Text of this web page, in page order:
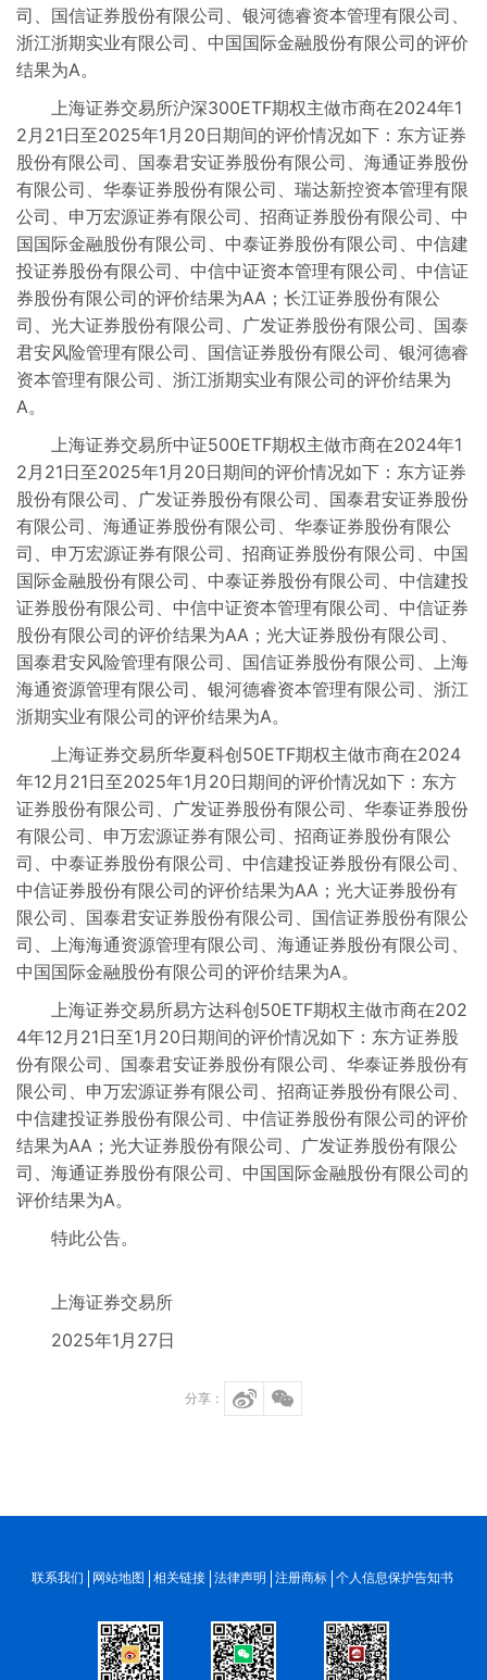
司、国信证券股份有限公司、银河德睿资本管理有限公司、
浙江浙期实业有限公司、中国国际金融股份有限公司的评价
结果为A。
上海证券交易所沪深300ETF期权主做市商在2024年1
2月21日至2025年1月20日期间的评价情况如下：东方证券
股份有限公司、国泰君安证券股份有限公司、海通证券股份
有限公司、华泰证券股份有限公司、瑞达新控资本管理有限
公司、申万宏源证券有限公司、招商证券股份有限公司、中
国国际金融股份有限公司、中泰证券股份有限公司、中信建
投证券股份有限公司、中信中证资本管理有限公司、中信证
券股份有限公司的评价结果为AA；长江证券股份有限公
司、光大证券股份有限公司、广发证券股份有限公司、国泰
君安风险管理有限公司、国信证券股份有限公司、银河德睿
资本管理有限公司、浙江浙期实业有限公司的评价结果为
A。
上海证券交易所中证500ETF期权主做市商在2024年1
2月21日至2025年1月20日期间的评价情况如下：东方证券
股份有限公司、广发证券股份有限公司、国泰君安证券股份
有限公司、海通证券股份有限公司、华泰证券股份有限公
司、申万宏源证券有限公司、招商证券股份有限公司、中国
国际金融股份有限公司、中泰证券股份有限公司、中信建投
证券股份有限公司、中信中证资本管理有限公司、中信证券
股份有限公司的评价结果为AA；光大证券股份有限公司、
国泰君安风险管理有限公司、国信证券股份有限公司、上海
海通资源管理有限公司、银河德睿资本管理有限公司、浙江
浙期实业有限公司的评价结果为A。
上海证券交易所华夏科创50ETF期权主做市商在2024
年12月21日至2025年1月20日期间的评价情况如下：东方
证券股份有限公司、广发证券股份有限公司、华泰证券股份
有限公司、申万宏源证券有限公司、招商证券股份有限公
司、中泰证券股份有限公司、中信建投证券股份有限公司、
中信证券股份有限公司的评价结果为AA；光大证券股份有
限公司、国泰君安证券股份有限公司、国信证券股份有限公
司、上海海通资源管理有限公司、海通证券股份有限公司、
中国国际金融股份有限公司的评价结果为A。
上海证券交易所易方达科创50ETF期权主做市商在202
4年12月21日至1月20日期间的评价情况如下：东方证券股
份有限公司、国泰君安证券股份有限公司、华泰证券股份有
限公司、申万宏源证券有限公司、招商证券股份有限公司、
中信建投证券股份有限公司、中信证券股份有限公司的评价
结果为AA；光大证券股份有限公司、广发证券股份有限公
司、海通证券股份有限公司、中国国际金融股份有限公司的
评价结果为A。
特此公告。
上海证券交易所
2025年1月27日
分享：
联系我们 网站地图 相关链接 法律声明 注册商标 个人信息保护告知书